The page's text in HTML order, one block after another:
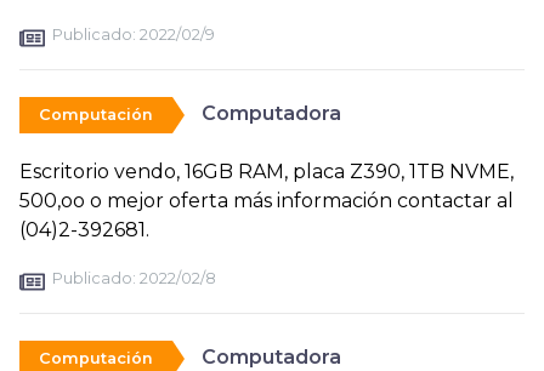
Publicado: 2022/02/9
Computación Computadora
Escritorio vendo, 16GB RAM, placa Z390, 1TB NVME,
500,oo o mejor oferta más información contactar al
(04)2-392681.
Publicado: 2022/02/8
Computación Computadora